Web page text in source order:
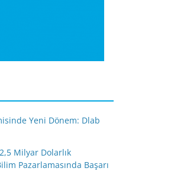
Yeni Dönem: Dlab
Milyar Dolarlık
Pazarlamasında Başarı